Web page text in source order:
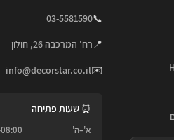
📞
03-5581590
📍רח' המרכבה 26, חולון
✉️
info@decorstar.co.il
⏰ שעות פתיחה
א'–ה'
08:00–17:30